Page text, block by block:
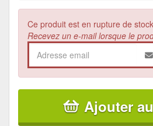
Ce produit est en rupture de
Recevez un e-mail lorsque le
Ajouter